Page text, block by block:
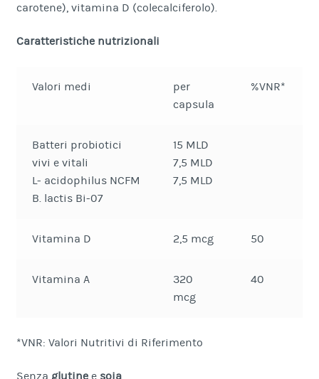
carotene), vitamina D (colecalciferolo).
Caratteristiche nutrizionali
Valori medi
per
capsula
%VNR*
Batteri probiotici
vivi e vitali
L- acidophilus NCFM
B. lactis Bi-07
15 MLD
7,5 MLD
7,5 MLD
Vitamina D 2,5 mcg 50
Vitamina A
320
mcg
40
*VNR: Valori Nutritivi di Riferimento
Senza glutinee soia.